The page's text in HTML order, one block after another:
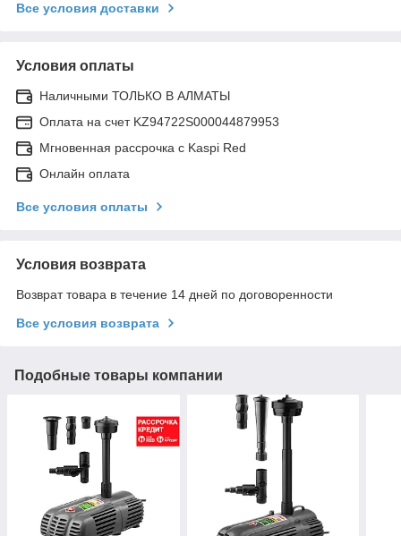
Все условия доставки
Условия оплаты
Наличными ТОЛЬКО В АЛМАТЫ
Оплата на счет KZ94722S000044879953
Мгновенная рассрочка с Kaspi Red
Онлайн оплата
Все условия оплаты
Условия возврата
Возврат товара в течение 14 дней по договоренности
Все условия возврата
Подобные товары компании